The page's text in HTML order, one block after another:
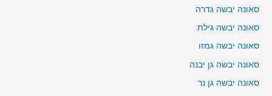
סאונה יבשה גדרה
סאונה יבשה גילת
סאונה יבשה גמזו
סאונה יבשה גן יבנה
סאונה יבשה גן נר